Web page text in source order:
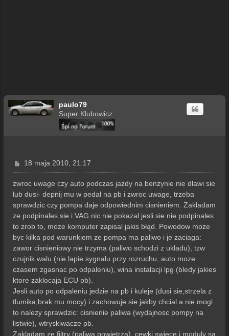
paulo79
Super Klubowicz
P
o
s
18 maja 2010, 21:17
zwroc uwage czy auto podczas jazdy na benzynie nie dlawi sie
lub dusi- depnij mu w pedal na pb i zwroc uwage, trzeba
sprawdzic czy pompa daje odpowiednim cisnieniem. Zakladam
ze podpinales sie i VAG nic nie pokazal jesli sie nie podpinales
to zrob to, moze komputer zapisal jakis błąd. Powodow moze
byc kilka pod warunkiem ze pompa ma paliwo i je zaciaga:
zawor cisnieniowy nie trzyma (paliwo schodzi z ukladu), tzw
czujnik walu (nie lapie sygnalu przy rozruchu, auto moze
czasem zgasnac po odpaleniu), wina instalacji lpg (bledy jakies
ktore zaklocaja ECU pb).
Jesli auto po odpaleniu jedzie na pb i kuleje (dusi sie,strzela z
tlumika,brak mu mocy) i zachowuje sie jakby chcial a nie mogl
to nalezy sprawdzic: cisnienie paliwa (wydajnosc pompy na
listwie), wtryskiwacze pb.
Zakladam ze filtry (paliwa,powietrza), cewki,swiece i moduly sa